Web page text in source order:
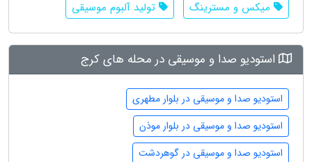
میکس و مسترینگ
تولید آلبوم موسیقی
استودیو صدا و موسیقی در محله های کرج
استودیو صدا و موسیقی در بلوار مطهری
استودیو صدا و موسیقی در بلوار موذن
استودیو صدا و موسیقی در گوهردشت